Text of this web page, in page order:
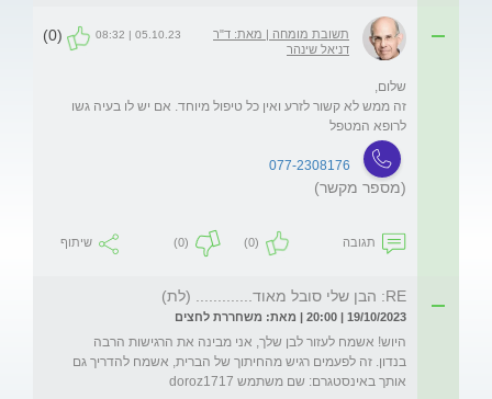
תשובת מומחה | מאת: ד"ר
דניאל שינהר
05.10.23 | 08:32
(0)
זה ממש לא קשור לזרע ואין כל טיפול מיוחד. אם יש לו בעיה גשו
לרופא המטפל
077-2308176
(מספר מקשר)
תגובה (0)
(0) שיתוף
RE: הבן שלי סובל מאוד............. (לת)
19/10/2023 | 20:00 | מאת: משחררת לחצים
היוש! אשמח לעזור לבן שלך, אני מבינה את הרגישות הרבה
בנדון. זה לפעמים רגיש מהחיתוך של הברית, אשמח להדריך גם
אותך באינסטגרם: שם משתמש doroz1717